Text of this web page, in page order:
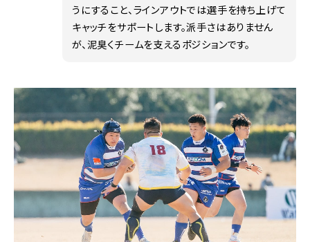
うにすること、ラインアウトでは選手を持ち上げて
キャッチをサポートします。派手さはありません
が、泥臭くチームを支えるポジションです。